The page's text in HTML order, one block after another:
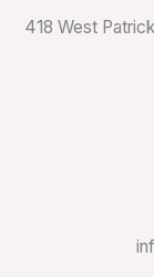
418 West